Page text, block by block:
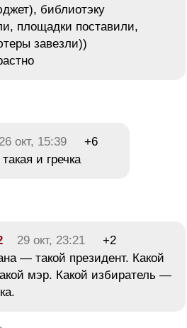
библиотэку
площадки поставили,
завезли))
26 окт, 15:39
+6
и гречка
29 окт, 23:21
+2
— такой президент. Какой
мэр. Какой избиратель —